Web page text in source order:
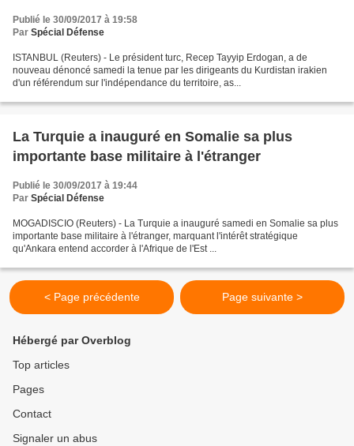
Publié le 30/09/2017 à 19:58
Par Spécial Défense
ISTANBUL (Reuters) - Le président turc, Recep Tayyip Erdogan, a de
nouveau dénoncé samedi la tenue par les dirigeants du Kurdistan irakien
d'un référendum sur l'indépendance du territoire, as...
La Turquie a inauguré en Somalie sa plus
importante base militaire à l'étranger
Publié le 30/09/2017 à 19:44
Par Spécial Défense
MOGADISCIO (Reuters) - La Turquie a inauguré samedi en Somalie sa plus
importante base militaire à l'étranger, marquant l'intérêt stratégique
qu'Ankara entend accorder à l'Afrique de l'Est ...
< Page précédente Page suivante >
Hébergé par Overblog
Top articles
Pages
Contact
Signaler un abus